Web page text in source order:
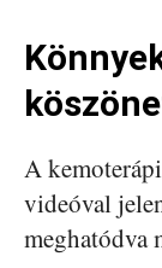
A
videóval
meghatódva